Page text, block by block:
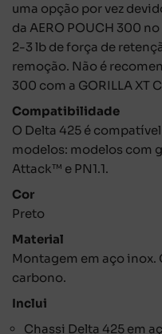
uma opção por vez
da AERO POUCH 300
2-3 lb de força de
remoção. Não é
300 com a GORILLA XT
Compatibilidade
O Delta 425 é
modelos: modelos com
Attack™ e PN1.1.
Cor
Preto
Material
Montagem em aço inox.
carbono.
Inclui
Chassi Delta 425 em